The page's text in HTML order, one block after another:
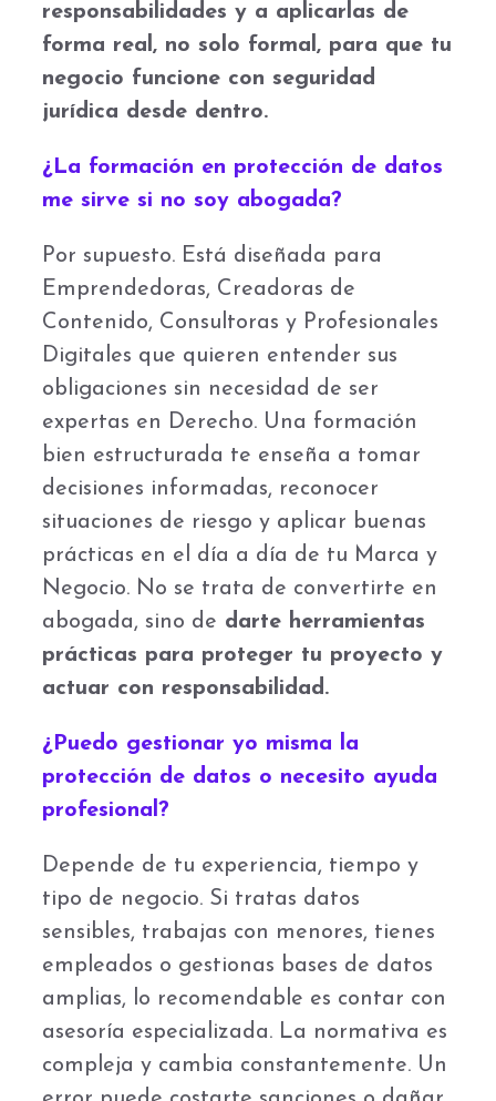
responsabilidades y a aplicarlas de
forma real, no solo formal, para que tu
negocio funcione con seguridad
jurídica desde dentro.
¿La formación en protección de datos
me sirve si no soy abogada?
Por supuesto. Está diseñada para
Emprendedoras, Creadoras de
Contenido, Consultoras y Profesionales
Digitales que quieren entender sus
obligaciones sin necesidad de ser
expertas en Derecho. Una formación
bien estructurada te enseña a tomar
decisiones informadas, reconocer
situaciones de riesgo y aplicar buenas
prácticas en el día a día de tu Marca y
Negocio. No se trata de convertirte en
abogada, sino de darte herramientas
prácticas para proteger tu proyecto y
actuar con responsabilidad.
¿Puedo gestionar yo misma la
protección de datos o necesito ayuda
profesional?
Depende de tu experiencia, tiempo y
tipo de negocio. Si tratas datos
sensibles, trabajas con menores, tienes
empleados o gestionas bases de datos
amplias, lo recomendable es contar con
asesoría especializada. La normativa es
compleja y cambia constantemente. Un